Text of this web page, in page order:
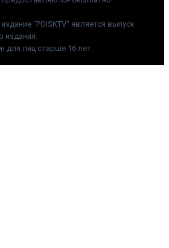
"POISKTV" является выпуск
издания.
для лиц старше 16 лет.